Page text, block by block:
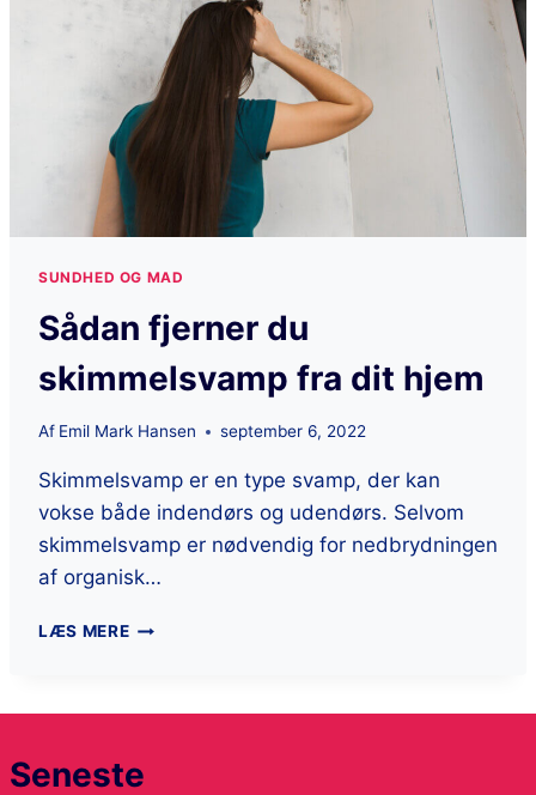
SUNDHED OG MAD
Sådan fjerner du
skimmelsvamp fra dit hjem
Af Emil Mark Hansen september 6, 2022
Skimmelsvamp er en type svamp, der kan
vokse både indendørs og udendørs. Selvom
skimmelsvamp er nødvendig for nedbrydningen
af organisk…
LÆS MERE
Seneste